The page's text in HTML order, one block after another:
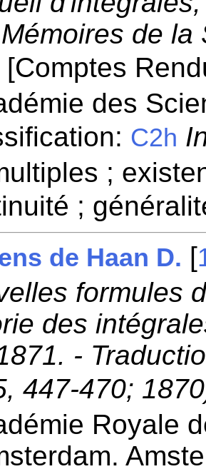
de la
[Comptes
des
C2h
;
;
de Haan D. [
formules
des
-
447-470;
Royale